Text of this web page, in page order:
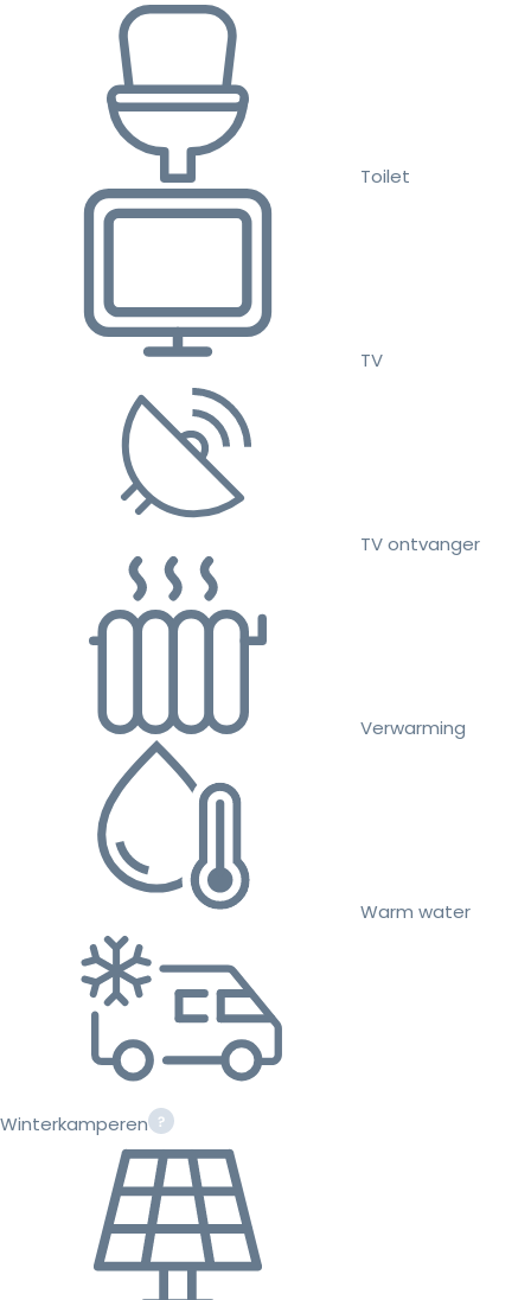
Toilet
TV
TV ontvanger
Verwarming
Warm water
Winterkamperen